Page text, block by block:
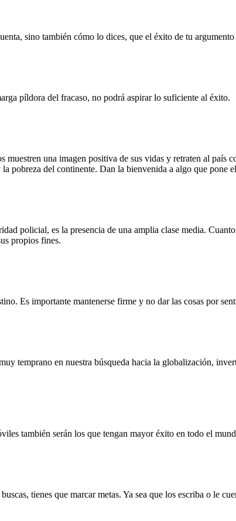
sino también cómo lo dices, que el éxito de tu
píldora del fracaso, no podrá aspirar lo suficiente al éxito.
una imagen positiva de sus vidas y retraten al país
pobreza del continente. Dan la bienvenida a algo que pone
policial, es la presencia de una amplia clase media.
propios fines.
Es importante mantenerse firme y no dar las cosas por
temprano en nuestra búsqueda hacia la globalización,
también serán los que tengan mayor éxito en todo el
tienes que marcar metas. Ya sea que los escriba o le